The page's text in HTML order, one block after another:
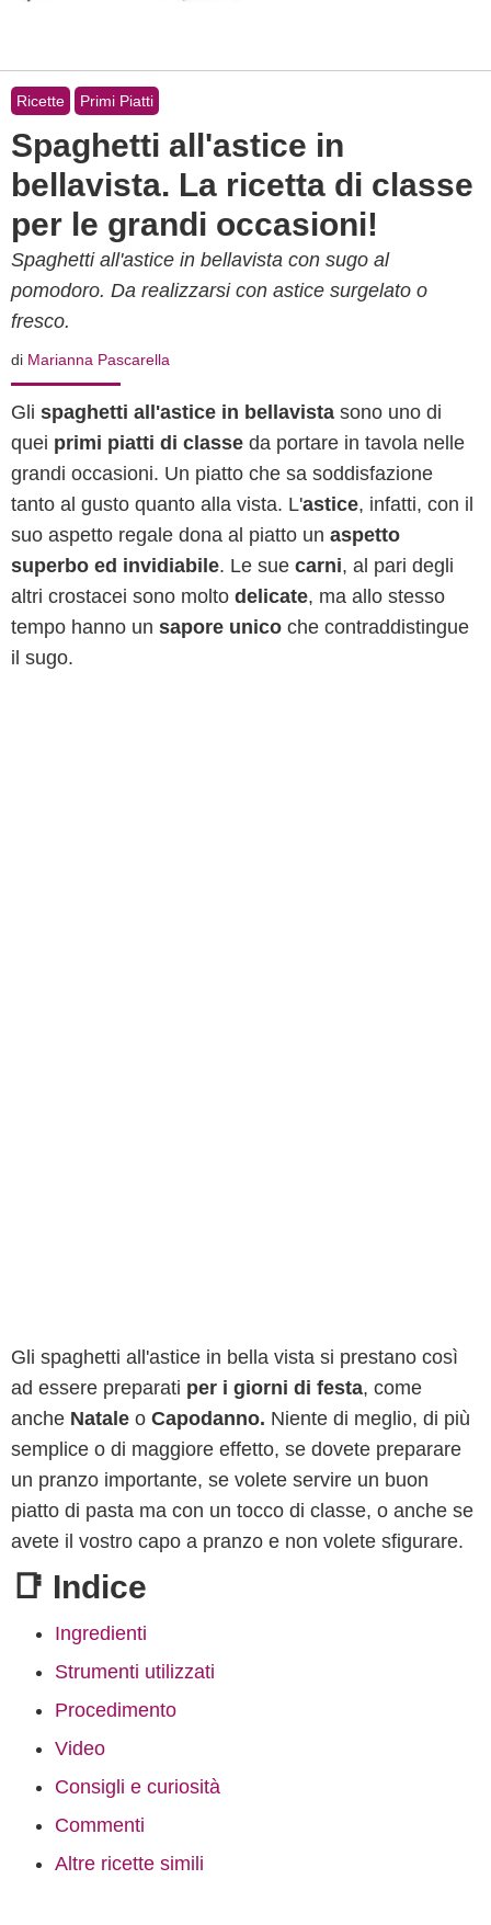
Ricette Primi Piatti
Spaghetti all'astice in
bellavista. La ricetta di classe
per le grandi occasioni!
Spaghetti all'astice in bellavista con sugo al
pomodoro. Da realizzarsi con astice surgelato o
fresco.
di Marianna Pascarella
Gli spaghetti all'astice in bellavista sono uno di
quei primi piatti di classe da portare in tavola nelle
grandi occasioni. Un piatto che sa soddisfazione
tanto al gusto quanto alla vista. L'astice, infatti, con il
suo aspetto regale dona al piatto un aspetto
superbo ed invidiabile. Le sue carni, al pari degli
altri crostacei sono molto delicate, ma allo stesso
tempo hanno un sapore unico che contraddistingue
il sugo.
Gli spaghetti all'astice in bella vista si prestano così
ad essere preparati per i giorni di festa, come
anche Natale o Capodanno. Niente di meglio, di più
semplice o di maggiore effetto, se dovete preparare
un pranzo importante, se volete servire un buon
piatto di pasta ma con un tocco di classe, o anche se
avete il vostro capo a pranzo e non volete sfigurare.
📑 Indice
Ingredienti
Strumenti utilizzati
Procedimento
Video
Consigli e curiosità
Commenti
Altre ricette simili